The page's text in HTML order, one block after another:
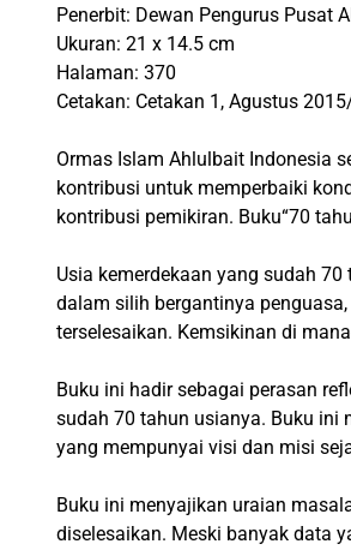
Penerbit: Dewan Pengurus Pusat
Ukuran: 21 x 14.5 cm
Halaman: 370
Cetakan: Cetakan 1, Agustus
Ormas Islam Ahlulbait Indonesia
kontribusi untuk memperbaiki
kontribusi pemikiran. Buku“70
Usia kemerdekaan yang sudah
dalam silih bergantinya
terselesaikan. Kemsikinan di
Buku ini hadir sebagai perasan
sudah 70 tahun usianya. Buku ini
yang mempunyai visi dan misi
Buku ini menyajikan uraian
diselesaikan. Meski banyak data